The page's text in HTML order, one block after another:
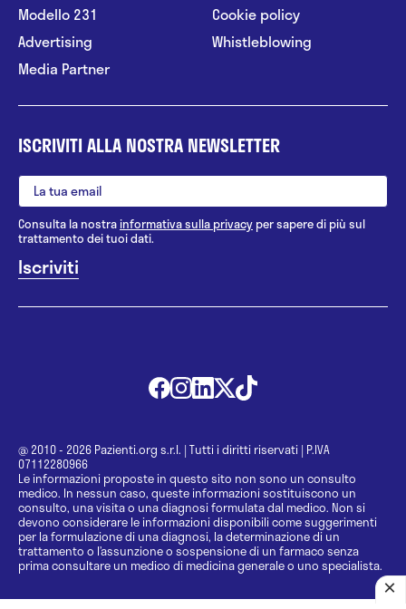
Modello 231
Advertising
Media Partner
Cookie policy
Whistleblowing
ISCRIVITI ALLA NOSTRA NEWSLETTER
Consulta la nostrainformativa sulla privacy per sapere di più sul
trattamento dei tuoi dati.
@ 2010 - 2026 Pazienti.org s.r.l. | Tutti i diritti riservati | P.IVA
07112280966
Le informazioni proposte in questo sito non sono un consulto
medico. In nessun caso, queste informazioni sostituiscono un
consulto, una visita o una diagnosi formulata dal medico. Non si
devono considerare le informazioni disponibili come suggerimenti
per la formulazione di una diagnosi, la determinazione di un
trattamento o l’assunzione o sospensione di un farmaco senza
prima consultare un medico di medicina generale o uno specialista.